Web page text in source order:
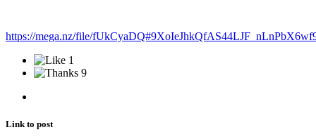
https://mega.nz/file/
1
9
Link to post